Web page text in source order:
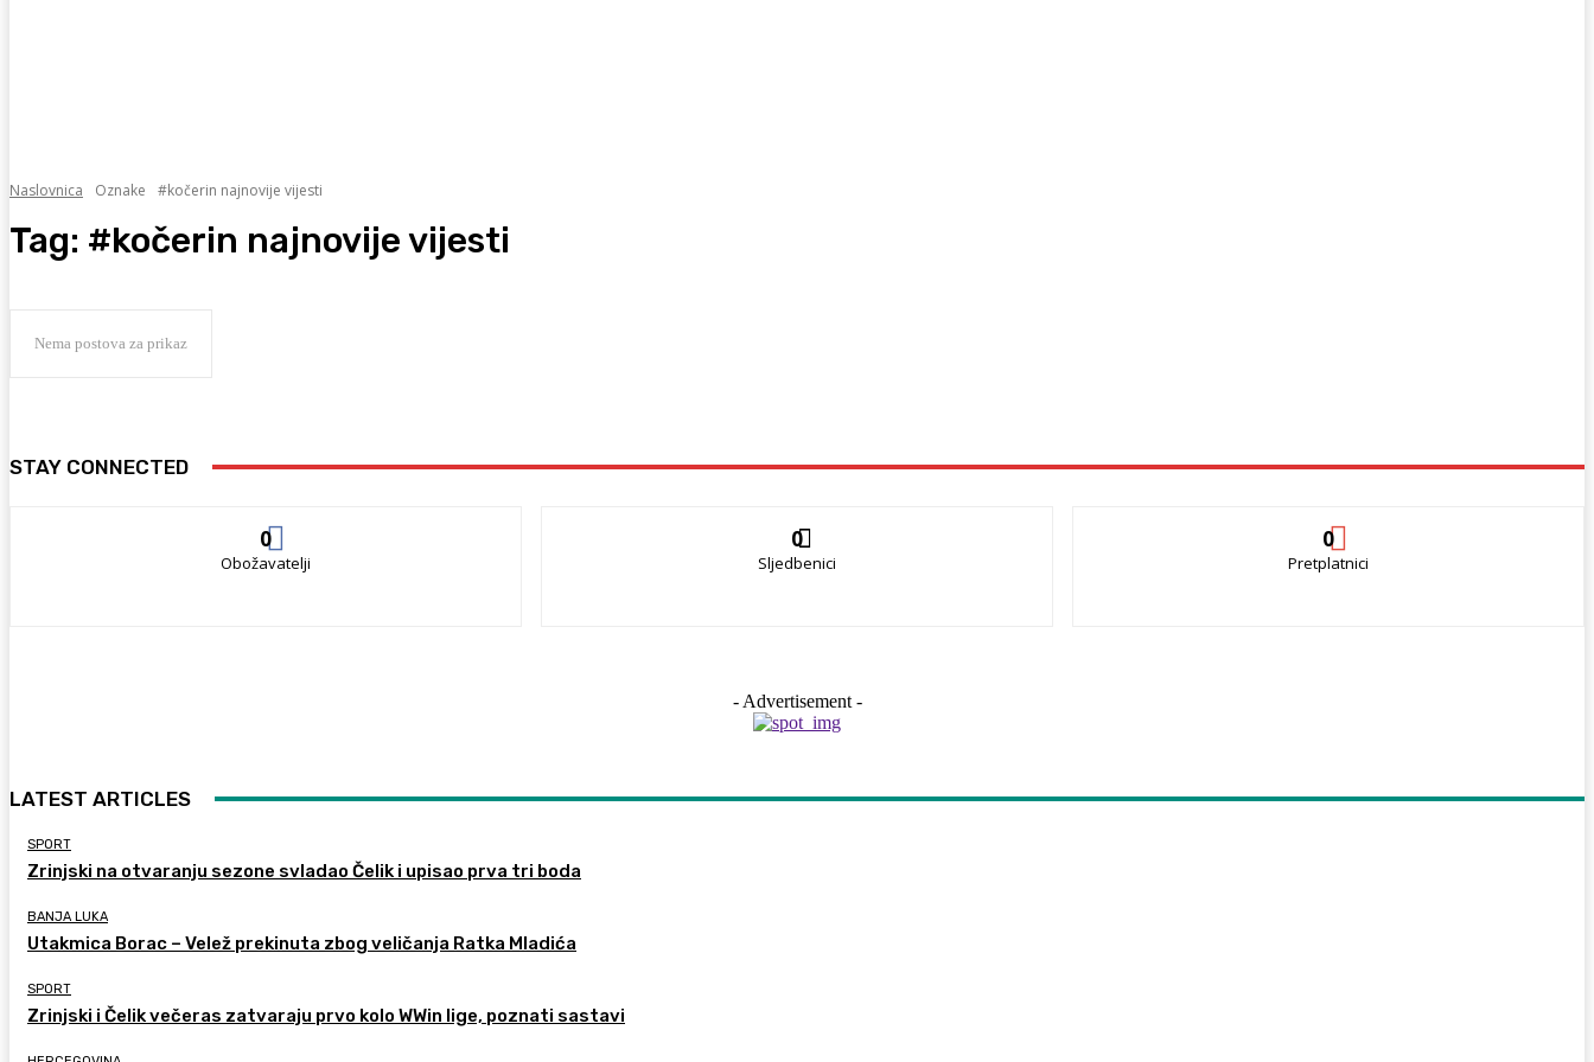
Naslovnica Oznake #kočerin najnovije vijesti
Tag: #kočerin najnovije vijesti
Nema postova za prikaz
STAY CONNECTED
0
Obožavatelji
0
Sljedbenici
0
Pretplatnici
- Advertisement -
LATEST ARTICLES
SPORT
Zrinjski na otvaranju sezone svladao Čelik i upisao prva tri boda
BANJA LUKA
Utakmica Borac – Velež prekinuta zbog veličanja Ratka Mladića
SPORT
Zrinjski i Čelik večeras zatvaraju prvo kolo WWin lige, poznati sastavi